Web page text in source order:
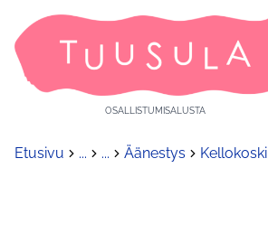
OSALLISTUMISALUSTA
Etusivu ... ... Äänestys Kellokoski